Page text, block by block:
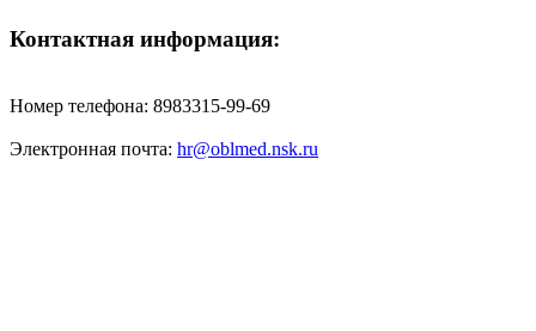
Контактная информация:
Номер телефона: 8983315-99-69
Электронная почта: hr@oblmed.nsk.ru